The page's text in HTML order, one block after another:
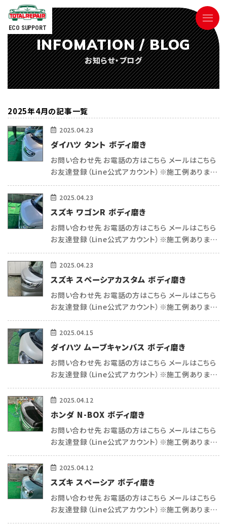
ECO SUPPORT
Tel.090-9498-3843
電話対応時間 ／ 9:00〜18:00
ごあいさつ
サービス内容
参考価格
施工例
会社概要
お知らせ・ブログ
注意事項
プライバシーポリシー
お問い合わせ
公式SNS
INFOMATION / BLOG
お知らせ・ブログ
2025年4月の記事一覧
2025.04.23
ダイハツ タント ボディ磨き
お問い合わせ先 お電話の方はこちら メールはこちら
お友達登録（Line公式アカウント）※施工例あります
（＾＾） こんにちは 熊本で車内リペア・コーティングを
している トータルリペアecoサポートの平和(ヒラワ)
です^_ […]
2025.04.23
スズキ ワゴンR ボディ磨き
お問い合わせ先 お電話の方はこちら メールはこちら
お友達登録（Line公式アカウント）※施工例あります
（＾＾） こんにちは 熊本で車内リペア・コーティングを
している トータルリペアecoサポートの平和(ヒラワ)
です^_ […]
2025.04.23
スズキ スペーシアカスタム ボディ磨き
お問い合わせ先 お電話の方はこちら メールはこちら
お友達登録（Line公式アカウント）※施工例あります
（＾＾） こんにちは 熊本で車内リペア・コーティングを
している トータルリペアecoサポートの平和(ヒラワ)
です^_ […]
2025.04.15
ダイハツ ムーブキャンバス ボディ磨き
お問い合わせ先 お電話の方はこちら メールはこちら
お友達登録（Line公式アカウント）※施工例あります
（＾＾） こんにちは 熊本で車内リペア・コーティングを
している トータルリペアecoサポートの平和(ヒラワ)
です^_ […]
2025.04.12
ホンダ N-BOX ボディ磨き
お問い合わせ先 お電話の方はこちら メールはこちら
お友達登録（Line公式アカウント）※施工例あります
（＾＾） こんにちは 熊本で車内リペア・コーティングを
している トータルリペアecoサポートの平和(ヒラワ)
です^_ […]
2025.04.12
スズキ スペーシア ボディ磨き
お問い合わせ先 お電話の方はこちら メールはこちら
お友達登録（Line公式アカウント）※施工例あります
（＾＾） こんにちは 熊本で車内リペア・コーティングを